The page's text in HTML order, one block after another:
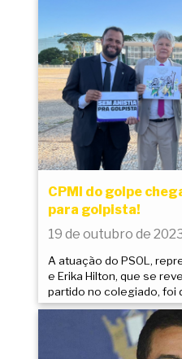
CPMI do golpe
para golpista!
19 de outubro de
A atuação do PSOL,
e Erika Hilton, que se
partido no colegiado, foi